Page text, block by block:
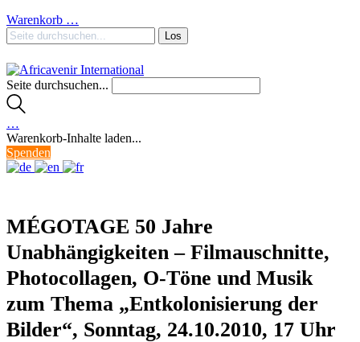
Warenkorb …
Seite durchsuchen...
…
Warenkorb-Inhalte laden...
Spenden
MÉGOTAGE 50 Jahre
Unabhängigkeiten – Filmauschnitte,
Photocollagen, O-Töne und Musik
zum Thema „Entkolonisierung der
Bilder“, Sonntag, 24.10.2010, 17 Uhr